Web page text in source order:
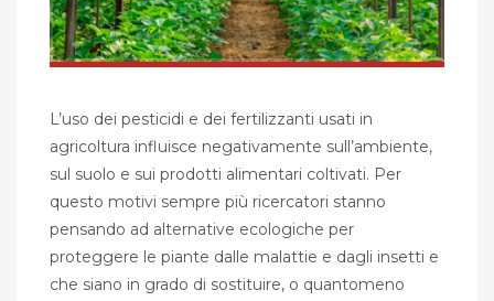
L’uso dei pesticidi e dei fertilizzanti usati in
agricoltura influisce negativamente sull’ambiente,
sul suolo e sui prodotti alimentari coltivati. Per
questo motivi sempre più ricercatori stanno
pensando ad alternative ecologiche per
proteggere le piante dalle malattie e dagli insetti e
che siano in grado di sostituire, o quantomeno